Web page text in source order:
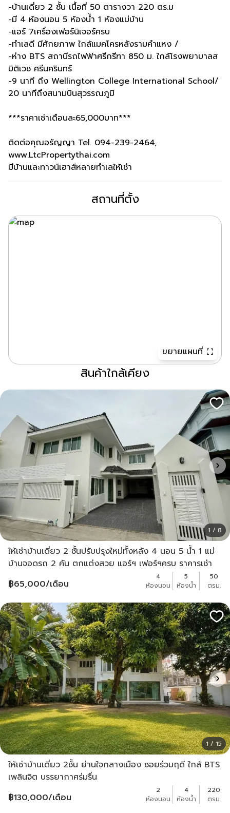
-บ้านเดี่ยว 2 ชั้น เนื้อที่ 50 ตารางวา 220 ตร.ม
-มี 4 ห้องนอน 5 ห้องน้ำ 1 ห้องแม่บ้าน
-แอร์ 7เครื่องเฟอร์นิเจอร์ครบ
-ทำเลดี มีศักยภาพ ใกล้แมคโครหลังรามคำแหง /
-ห่าง BTS สถานีรถไฟฟ้าศรีกรีฑา 850 ม. ใกล้โรงพยาบาลส
มิติเวช ศรีนครินทร์
-9 นาที ถึง Wellington College International School/
20 นาทีถึงสนามบินสุวรรณภูมิ
***ราคาเช่าเดือนละ65,000บาท***
ติดต่อคุณอรัญญา Tel. 094-239-2464,
www.LtcPropertythai.com
มีบ้านและทาวน์เฮาส์หลายทำเลให้เช่า
สถานที่ตั้ง
ขยายแผนที่
สินค้าใกล้เคียง
1 / 8
ให้เช่าบ้านเดี่ยว 2 ชั้นปรับปรุงใหม่ทั้งหลัง 4 นอน 5 น้ำ 1 แม่
บ้านจอดรถ 2 คัน ตกแต่งสวย แอร์ฯ เฟอร์ฯครบ ราคารเช่า
฿65,000/เดือน
4
ห้องนอน
5
ห้องน้ำ
50
ตรม.
1 / 15
ให้เช่าบ้านเดี่ยว 2ชั้น ย่านใจกลางเมือง ซอยร่วมฤดี ใกล้ BTS
เพลินจิต บรรยากาศร่มรื่น
฿130,000/เดือน
2
ห้องนอน
4
ห้องน้ำ
220
ตรม.